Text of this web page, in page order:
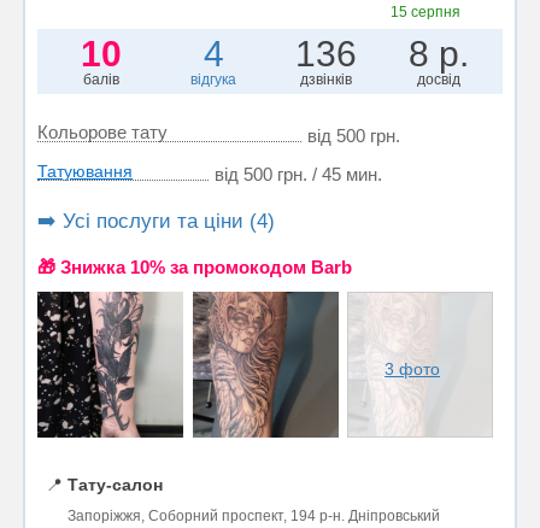
15 серпня
10
балів
4
відгука
136
дзвінків
8 р.
досвід
Кольорове тату від 500 грн.
Татуювання від 500 грн. / 45 мин.
➡️ Усі послуги та ціни (4)
🎁 Знижка 10% за промокодом Barb
3 фото
📍 Тату-салон
Запоріжжя, Соборний проспект, 194 р-н. Дніпровський